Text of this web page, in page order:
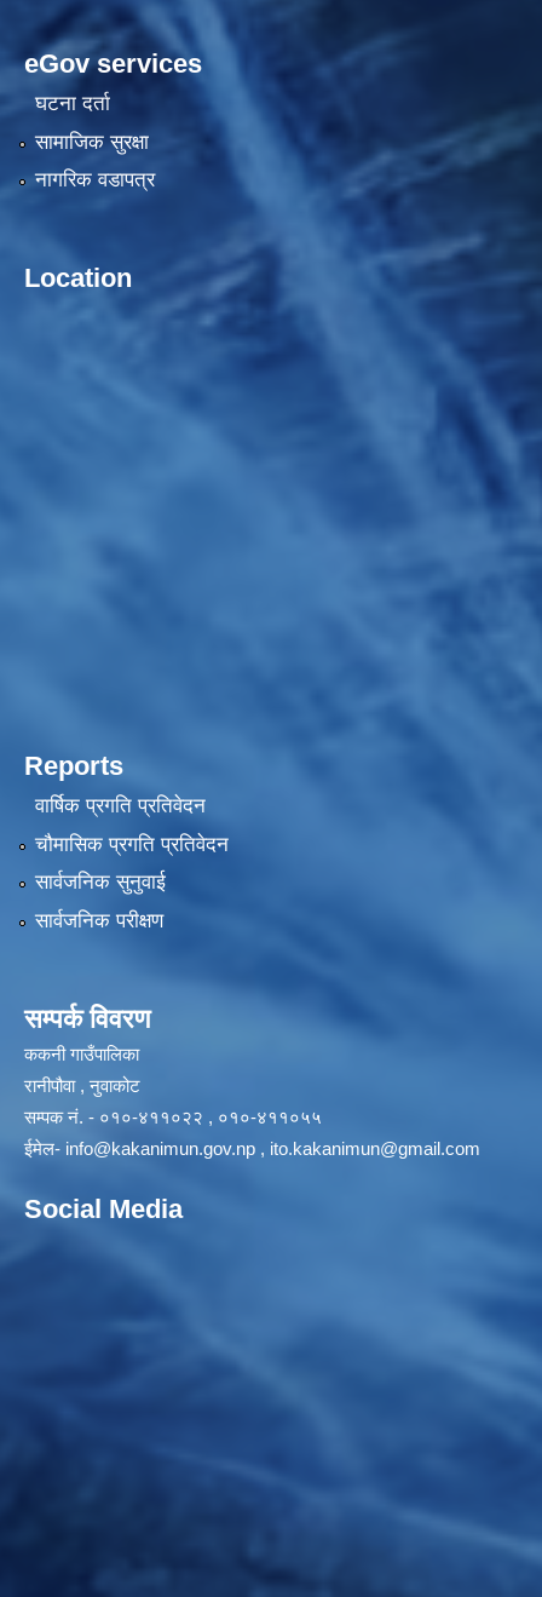
eGov services
घटना दर्ता
सामाजिक सुरक्षा
नागरिक वडापत्र
Location
Reports
वार्षिक प्रगति प्रतिवेदन
चौमासिक प्रगति प्रतिवेदन
सार्वजनिक सुनुवाई
सार्वजनिक परीक्षण
सम्पर्क विवरण
ककनी गाउँपालिका
रानीपौवा , नुवाकोट
सम्पक नं. - ०१०-४११०२२ , ०१०-४११०५५
ईमेल- info@kakanimun.gov.np , ito.kakanimun@gmail.com
Social Media